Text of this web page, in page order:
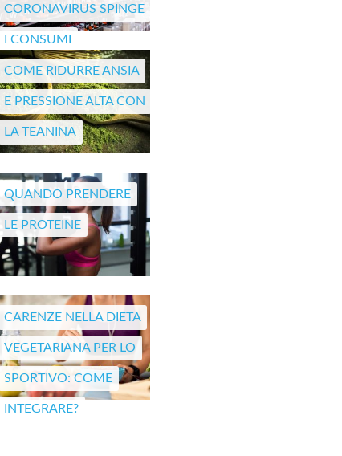
CORONAVIRUS SPINGE
I CONSUMI
COME RIDURRE ANSIA
E PRESSIONE ALTA CON
LA TEANINA
QUANDO PRENDERE
LE PROTEINE
CARENZE NELLA DIETA
VEGETARIANA PER LO
SPORTIVO: COME
INTEGRARE?